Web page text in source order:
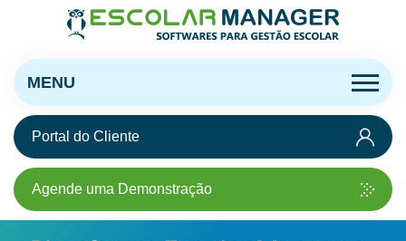
MENU
Portal do Cliente
Agende uma Demonstração